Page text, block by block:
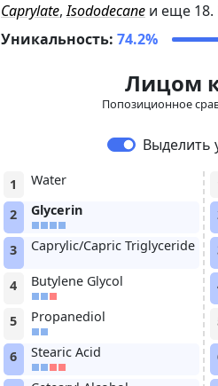
Caprylate,Isododecane и еще 18.
Уникальность: 74.2%
Лицом
Попозиционное
Выделить
1 Water
2 Glycerin
3 Caprylic/Capric Triglyceride
4 Butylene Glycol
5 Propanediol
6 Stearic Acid